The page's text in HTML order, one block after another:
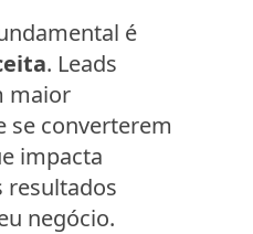
é
. Leads
maior
se converterem
impacta
resultados
negócio.